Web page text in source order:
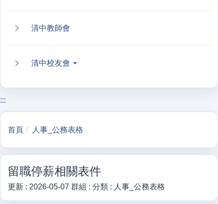
清中教師會
清中校友會
:::
首頁 人事_公務表格
留職停薪相關表件
更新 : 2026-05-07 群組 : 分類 : 人事_公務表格